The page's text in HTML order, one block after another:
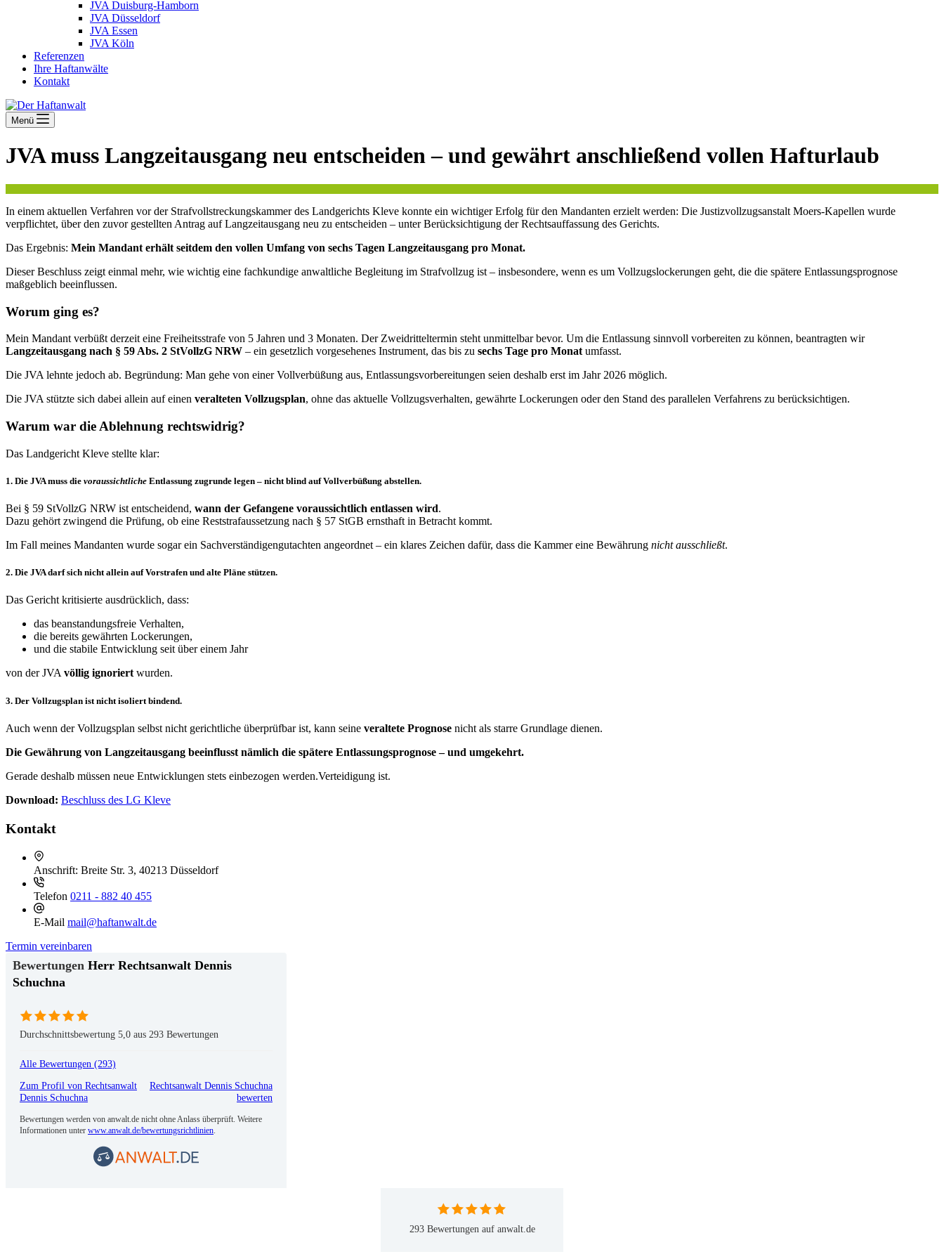
JVA Duisburg-Hamborn
JVA Düsseldorf
JVA Essen
JVA Köln
Referenzen
Ihre Haftanwälte
Kontakt
Menü
JVA muss Langzeitausgang neu entscheiden – und gewährt anschließend vollen Hafturlaub
In einem aktuellen Verfahren vor der Strafvollstreckungskammer des Landgerichts Kleve konnte ein wichtiger Erfolg für den Mandanten erzielt werden: Die Justizvollzugsanstalt Moers-Kapellen wurde
verpflichtet, über den zuvor gestellten Antrag auf Langzeitausgang neu zu entscheiden – unter Berücksichtigung der Rechtsauffassung des Gerichts.
Das Ergebnis: Mein Mandant erhält seitdem den vollen Umfang von sechs Tagen Langzeitausgang pro Monat.
Dieser Beschluss zeigt einmal mehr, wie wichtig eine fachkundige anwaltliche Begleitung im Strafvollzug ist – insbesondere, wenn es um Vollzugslockerungen geht, die die spätere Entlassungsprognose
maßgeblich beeinflussen.
Worum ging es?
Mein Mandant verbüßt derzeit eine Freiheitsstrafe von 5 Jahren und 3 Monaten. Der Zweidritteltermin steht unmittelbar bevor. Um die Entlassung sinnvoll vorbereiten zu können, beantragten wir
Langzeitausgang nach § 59 Abs. 2 StVollzG NRW – ein gesetzlich vorgesehenes Instrument, das bis zu sechs Tage pro Monat umfasst.
Die JVA lehnte jedoch ab. Begründung: Man gehe von einer Vollverbüßung aus, Entlassungsvorbereitungen seien deshalb erst im Jahr 2026 möglich.
Die JVA stützte sich dabei allein auf einen veralteten Vollzugsplan, ohne das aktuelle Vollzugsverhalten, gewährte Lockerungen oder den Stand des parallelen Verfahrens zu berücksichtigen.
Warum war die Ablehnung rechtswidrig?
Das Landgericht Kleve stellte klar:
1. Die JVA muss die voraussichtliche Entlassung zugrunde legen – nicht blind auf Vollverbüßung abstellen.
Bei § 59 StVollzG NRW ist entscheidend, wann der Gefangene voraussichtlich entlassen wird.
Dazu gehört zwingend die Prüfung, ob eine Reststrafaussetzung nach § 57 StGB ernsthaft in Betracht kommt.
Im Fall meines Mandanten wurde sogar ein Sachverständigengutachten angeordnet – ein klares Zeichen dafür, dass die Kammer eine Bewährung nicht ausschließt.
2. Die JVA darf sich nicht allein auf Vorstrafen und alte Pläne stützen.
Das Gericht kritisierte ausdrücklich, dass:
das beanstandungsfreie Verhalten,
die bereits gewährten Lockerungen,
und die stabile Entwicklung seit über einem Jahr
von der JVAvöllig ignoriertwurden.
3. Der Vollzugsplan ist nicht isoliert bindend.
Auch wenn der Vollzugsplan selbst nicht gerichtliche überprüfbar ist, kann seine veraltete Prognose nicht als starre Grundlage dienen.
Die Gewährung von Langzeitausgang beeinflusst nämlich die spätere Entlassungsprognose – und umgekehrt.
Gerade deshalb müssen neue Entwicklungen stets einbezogen werden.Verteidigung ist.
Download: Beschluss des LG Kleve
Kontakt
Anschrift: Breite Str. 3, 40213 Düsseldorf
Telefon 0211 - 882 40 455
E-Mail mail@haftanwalt.de
Termin vereinbaren
Herr Rechtsanwalt Dennis
Schuchna
Durchschnittsbewertung 5,0 aus 293 Bewertungen
Alle Bewertungen (293)
Zum Profil von Rechtsanwalt
Dennis Schuchna
Rechtsanwalt Dennis Schuchna
bewerten
Bewertungen werden von anwalt.de nicht ohne Anlass überprüft. Weitere
Informationen unter www.anwalt.de/bewertungsrichtlinien
293 Bewertungen auf anwalt.de